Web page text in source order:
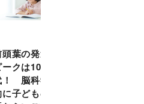
葉の発達
ークは10
！ 脳科学
子どもの